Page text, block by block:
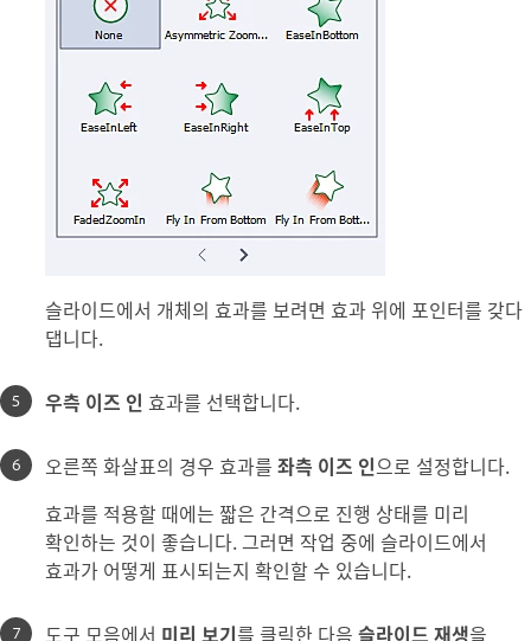
슬라이드에서 개체의 효과를 보려면 효과 위에 포인터를 갖다
댑니다.
우측 이즈 인 효과를 선택합니다.
오른쪽 화살표의 경우 효과를 좌측 이즈 인으로 설정합니다.
효과를 적용할 때에는 짧은 간격으로 진행 상태를 미리
확인하는 것이 좋습니다. 그러면 작업 중에 슬라이드에서
효과가 어떻게 표시되는지 확인할 수 있습니다.
도구 모음에서 미리 보기를 클릭한 다음 슬라이드 재생을